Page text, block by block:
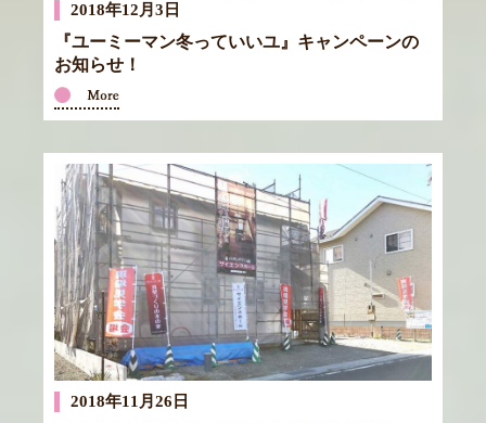
2018年12月3日
『ユーミーマン冬っていいユ』キャンペーンの
お知らせ！
2018年11月26日